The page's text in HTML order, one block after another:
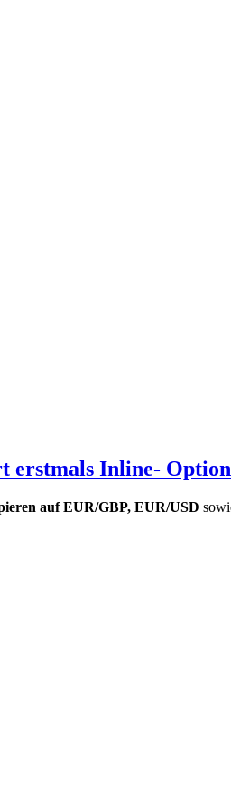
erstmals Inline-
auf EUR/GBP, EUR/USD